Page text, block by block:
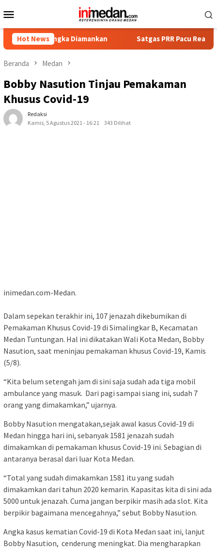
ke
Mobile
Hot NewsDiamankan Satgas PRR Pacu Realisasi
Beranda Medan
Bobby Nasution Tinjau Pemakaman
Khusus Covid-19
Redaksi
Kamis, 5 Agustus 2021 - 16:21
343 Dilihat
inimedan.com-Medan.
Dalam sepekan terakhir ini, 107 jenazah dikebumikan di
Pemakaman Khusus Covid-19 di Simalingkar B, Kecamatan
Medan Tuntungan. Hal ini dikatakan Wali Kota Medan, Bobby
Nasution, saat meninjau pemakaman khusus Covid-19, Kamis
(5/8).
“Kita belum setengah jam di sini saja sudah ada tiga mobil
ambulance yang masuk. Dari pagi sampai siang ini, sudah 7
orang yang dimakamkan,” ujarnya.
Bobby Nasution mengatakan,sejak awal kasus Covid-19 di
Medan hingga hari ini, sebanyak 1581 jenazah sudah
dimakamkan di pemakaman khusus Covid-19 ini. Sebagian di
antaranya berasal dari luar Kota Medan.
“Total yang sudah dimakamkan 1581 itu yang sudah
dimakamkan dari tahun 2020 kemarin. Kapasitas kita di sini ada
5000 untuk jenazah. Cuma jangan berpikir masih ada slot. Kita
berpikir bagaimana mencegahnya,” sebut Bobby Nasution.
Angka kasus kematian Covid-19 di Kota Medan saat ini, lanjut
Bobby Nasution, cenderung meningkat. Dia mengharapkan